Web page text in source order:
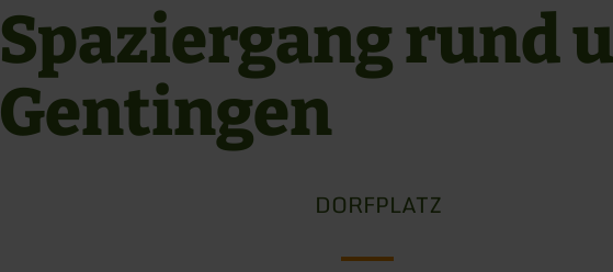
Spaziergang rund
Gentingen
DORFPLATZ